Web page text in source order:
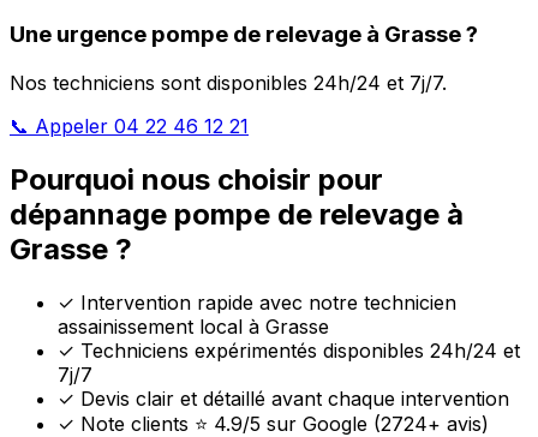
Une urgence pompe de relevage à Grasse ?
Nos techniciens sont disponibles 24h/24 et 7j/7.
📞 Appeler 04 22 46 12 21
Pourquoi nous choisir pour
dépannage pompe de relevage à
Grasse ?
✓ Intervention rapide avec notre technicien
assainissement local à Grasse
✓ Techniciens expérimentés disponibles 24h/24 et
7j/7
✓ Devis clair et détaillé avant chaque intervention
✓ Note clients ⭐ 4.9/5 sur Google (2724+ avis)